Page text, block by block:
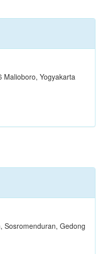
Malioboro, Yogyakarta
Sosromenduran, Gedong